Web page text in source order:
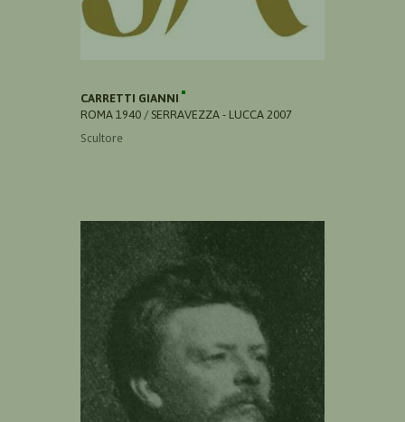
CARRETTI GIANNI
ROMA 1940 / SERRAVEZZA - LUCCA 2007
Scultore